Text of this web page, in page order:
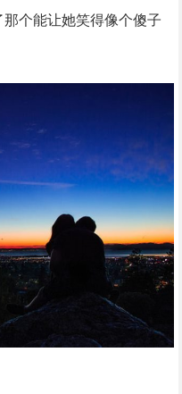
个能让她笑得像个傻子